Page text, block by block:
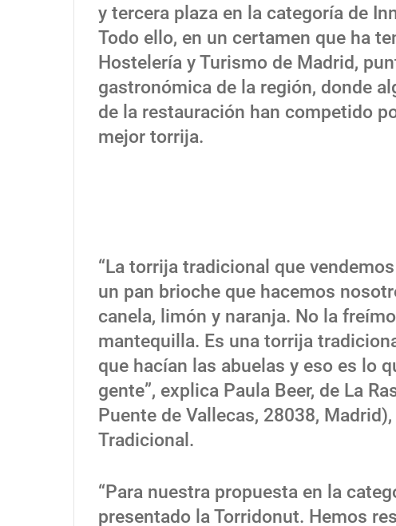
y tercera plaza en la categoría de
Todo ello, en un certamen que ha
Hostelería y Turismo de Madrid,
gastronómica de la región, donde
de la restauración han competido
mejor torrija.
“La torrija tradicional que
un pan brioche que hacemos
canela, limón y naranja. No la
mantequilla. Es una torrija
que hacían las abuelas y eso es lo
gente”, explica Paula Beer, de La
Puente de Vallecas, 28038,
Tradicional.
“Para nuestra propuesta en la
presentado la Torridonut. Hemos